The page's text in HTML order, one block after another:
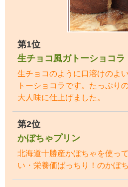
第1位
生チョコ風ガトーショコラ
生チョコのように口溶けのよ
トーショコラです。たっぷり
大人味に仕上げました。
第2位
かぼちゃプリン
北海道十勝産かぼちゃを使っ
い・栄養価ばっちり！のかぼ